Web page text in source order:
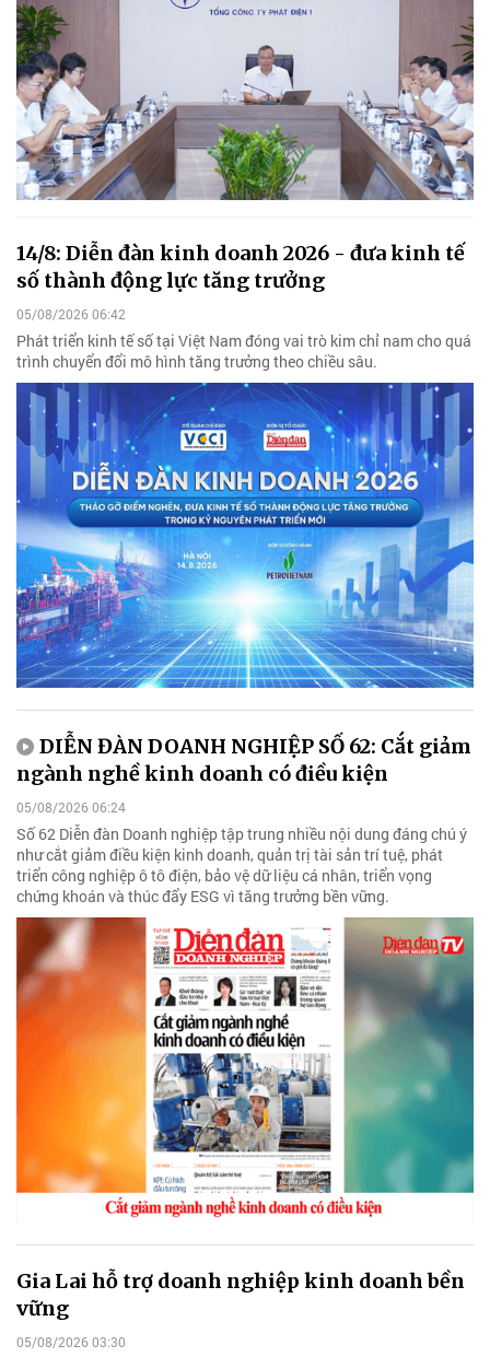
14/8: Diễn đàn kinh doanh 2026 - đưa kinh tế
số thành động lực tăng trưởng
05/08/2026 06:42
Phát triển kinh tế số tại Việt Nam đóng vai trò kim chỉ nam cho quá
trình chuyển đổi mô hình tăng trưởng theo chiều sâu.
DIỄN ĐÀN DOANH NGHIỆP SỐ 62: Cắt giảm
ngành nghề kinh doanh có điều kiện
05/08/2026 06:24
Số 62 Diễn đàn Doanh nghiệp tập trung nhiều nội dung đáng chú ý
như cắt giảm điều kiện kinh doanh, quản trị tài sản trí tuệ, phát
triển công nghiệp ô tô điện, bảo vệ dữ liệu cá nhân, triển vọng
chứng khoán và thúc đẩy ESG vì tăng trưởng bền vững.
Gia Lai hỗ trợ doanh nghiệp kinh doanh bền
vững
05/08/2026 03:30